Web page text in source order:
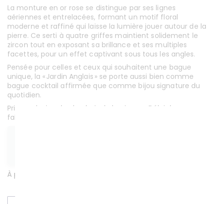
La monture en or rose se distingue par ses lignes
aériennes et entrelacées, formant un motif floral
moderne et raffiné qui laisse la lumière jouer autour de la
pierre. Ce serti à quatre griffes maintient solidement le
zircon tout en exposant sa brillance et ses multiples
facettes, pour un effet captivant sous tous les angles.
Pensée pour celles et ceux qui souhaitent une bague
unique, la « Jardin Anglais » se porte aussi bien comme
bague cocktail affirmée que comme bijou signature du
quotidien.
Prix sur devis selon le choix de la pierre – Délai de
fabrication 6 semaines dans nos ateliers à Paris.
À partir de 6000 €